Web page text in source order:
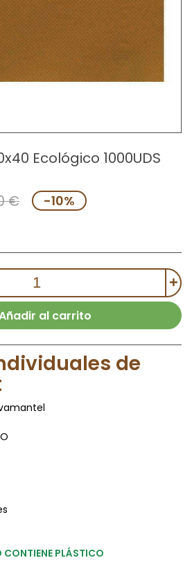
Ecológico 1000UDS
€ -10%
+
al carrito
de
PLÁSTICO